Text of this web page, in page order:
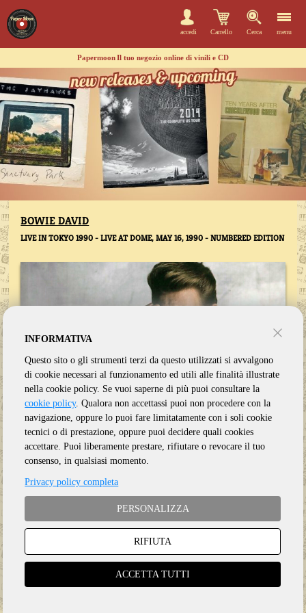
accedi Carrello Cerca menu
PapermoonIl tuo negozio online di vinili e CD
BOWIE DAVID
LIVE IN TOKYO 1990 - LIVE AT DOME, MAY 16, 1990 - NUMBERED EDITION
Anno:2021
INFORMATIVA
Questo sito o gli strumenti terzi da questo utilizzati si avvalgono
di cookie necessari al funzionamento ed utili alle finalità illustrate
nella cookie policy. Se vuoi saperne di più puoi consultare la
cookie policy. Qualora non accettassi puoi non procedere con la
navigazione, oppure lo puoi fare limitatamente con i soli cookie
tecnici o di prestazione, oppure puoi decidere quali cookies
accettare. Puoi liberamente prestare, rifiutare o revocare il tuo
consenso, in qualsiasi momento.
Privacy policy completa
PERSONALIZZA
RIFIUTA
ACCETTA TUTTI